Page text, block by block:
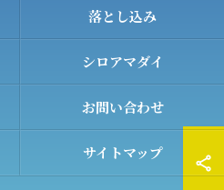
落とし込み
シロアマダイ
お問い合わせ
サイトマップ